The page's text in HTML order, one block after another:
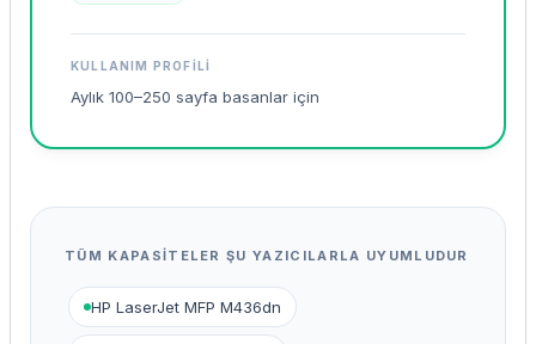
KULLANIM PROFILI
Aylık 100–250 sayfa basanlar için
TÜM KAPASITELER ŞU YAZICILARLA UYUMLUDUR
HP LaserJet MFP M436dn